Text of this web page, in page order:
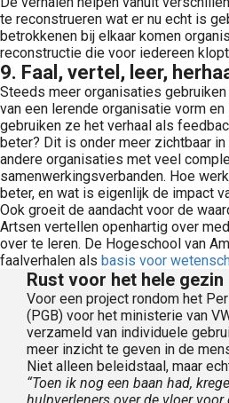
te reconstrueren wat er nu echt is
betrokkenen bij elkaar komen
reconstructie die voor iedereen
9. Faal, vertel, leer,
Steeds meer organisaties
van een lerende organisatie vorm
gebruiken ze het verhaal als
beter? Dit is onder meer zichtbaar
andere organisaties met veel
samenwerkingsverbanden. Hoe
beter, en wat is eigenlijk de impact
Ook groeit de aandacht voor de
Artsen vertellen openhartig over
over te leren. De Hogeschool van
faalverhalen als basis voor
Rust voor het hele gezin
Voor een project rondom het
(PGB) voor het ministerie van
verzameld van individuele
meer inzicht te geven in de
Niet alleen beleidstaal, maar
“Toen ik nog een baan had,